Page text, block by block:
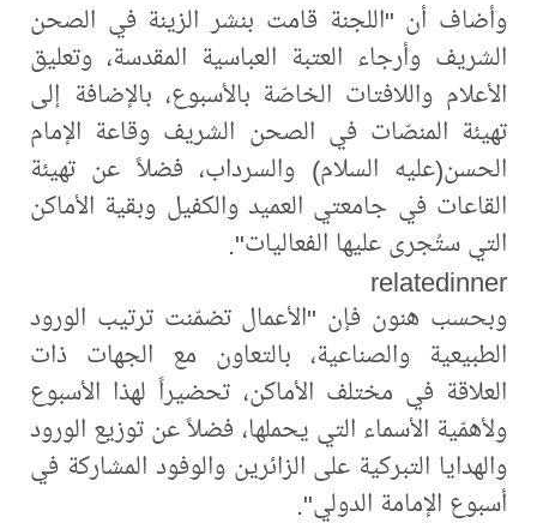
وأضاف أن "اللجنة قامت بنشر الزينة في الصحن
الشريف وأرجاء العتبة العباسية المقدسة، وتعليق
الأعلام واللافتات الخاصّة بالأسبوع، بالإضافة إلى
تهيئة المنصّات في الصحن الشريف وقاعة الإمام
الحسن(عليه السلام) والسرداب، فضلاً عن تهيئة
القاعات في جامعتي العميد والكفيل وبقية الأماكن
التي ستُجرى عليها الفعاليات".
relatedinner
وبحسب هنون فإن "الأعمال تضمّنت ترتيب الورود
الطبيعية والصناعية، بالتعاون مع الجهات ذات
العلاقة في مختلف الأماكن، تحضيراً لهذا الأسبوع
ولأهمّية الأسماء التي يحملها، فضلاً عن توزيع الورود
والهدايا التبركية على الزائرين والوفود المشاركة في
أسبوع الإمامة الدولي".